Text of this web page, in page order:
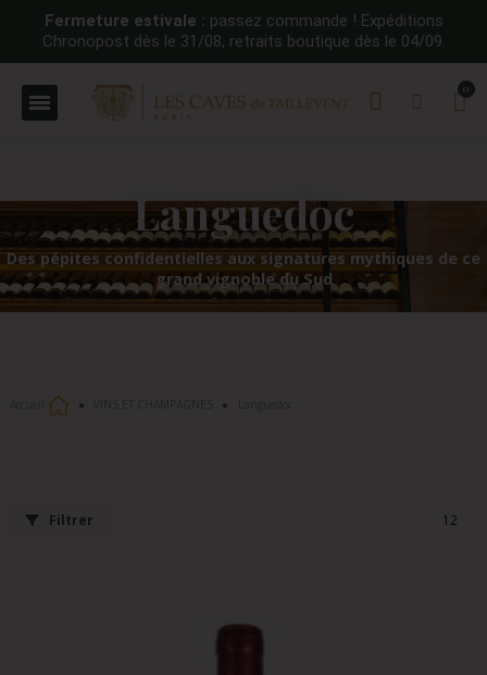
Fermeture estivale : passez commande ! Expéditions
Chronopost dès le 31/08, retraits boutique dès le 04/09.
Languedoc
Des pépites confidentielles aux signatures mythiques de ce
grand vignoble du Sud
Filtrer 12